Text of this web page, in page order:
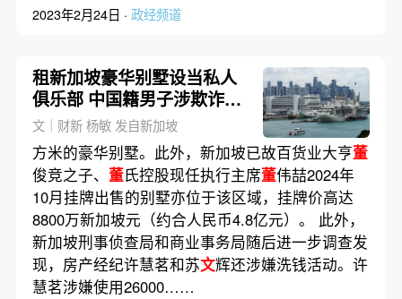
2023年2月24日 · 政经频道
租新加坡豪华别墅设当私人
俱乐部 中国籍男子涉欺诈被
控
文｜财新 杨敏 发自新加坡
方米的豪华别墅。此外，新加坡已故百货业大亨董
俊竞之子、 董氏控股现任执行主席董伟喆2024年
10月挂牌出售的别墅亦位于该区域，挂牌价高达
8800万新加坡元（约合人民币4.8亿元）。 此外，
新加坡刑事侦查局和商业事务局随后进一步调查发
现，房产经纪许慧茗和苏文辉还涉嫌洗钱活动。许
慧茗涉嫌使用26000……